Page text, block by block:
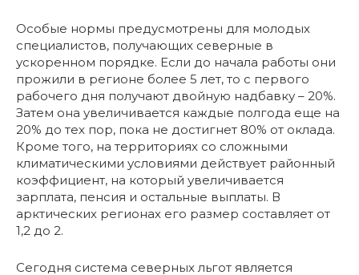
Особые нормы предусмотрены для молодых
специалистов, получающих северные в
ускоренном порядке. Если до начала работы они
прожили в регионе более 5 лет, то с первого
рабочего дня получают двойную надбавку – 20%.
Затем она увеличивается каждые полгода еще на
20% до тех пор, пока не достигнет 80% от оклада.
Кроме того, на территориях со сложными
климатическими условиями действует районный
коэффициент, на который увеличивается
зарплата, пенсия и остальные выплаты. В
арктических регионах его размер составляет от
1,2 до 2.
Сегодня система северных льгот является